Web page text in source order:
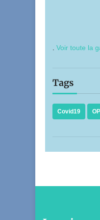
Voir toute la
Tags
Covid19